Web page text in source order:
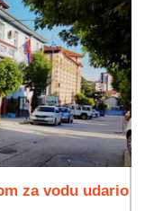
za vodu udario